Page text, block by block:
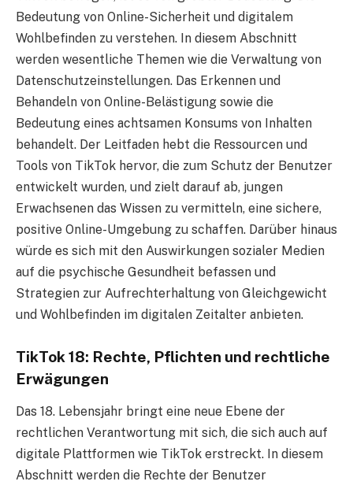
Bedeutung von Online-Sicherheit und digitalem
Wohlbefinden zu verstehen. In diesem Abschnitt
werden wesentliche Themen wie die Verwaltung von
Datenschutzeinstellungen. Das Erkennen und
Behandeln von Online-Belästigung sowie die
Bedeutung eines achtsamen Konsums von Inhalten
behandelt. Der Leitfaden hebt die Ressourcen und
Tools von TikTok hervor, die zum Schutz der Benutzer
entwickelt wurden, und zielt darauf ab, jungen
Erwachsenen das Wissen zu vermitteln, eine sichere,
positive Online-Umgebung zu schaffen. Darüber hinaus
würde es sich mit den Auswirkungen sozialer Medien
auf die psychische Gesundheit befassen und
Strategien zur Aufrechterhaltung von Gleichgewicht
und Wohlbefinden im digitalen Zeitalter anbieten.
TikTok 18: Rechte, Pflichten und rechtliche
Erwägungen
Das 18. Lebensjahr bringt eine neue Ebene der
rechtlichen Verantwortung mit sich, die sich auch auf
digitale Plattformen wie TikTok erstreckt. In diesem
Abschnitt werden die Rechte der Benutzer